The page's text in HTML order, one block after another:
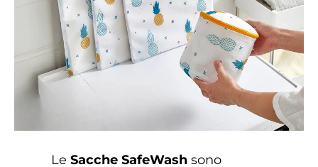
Le Sacche SafeWashsono